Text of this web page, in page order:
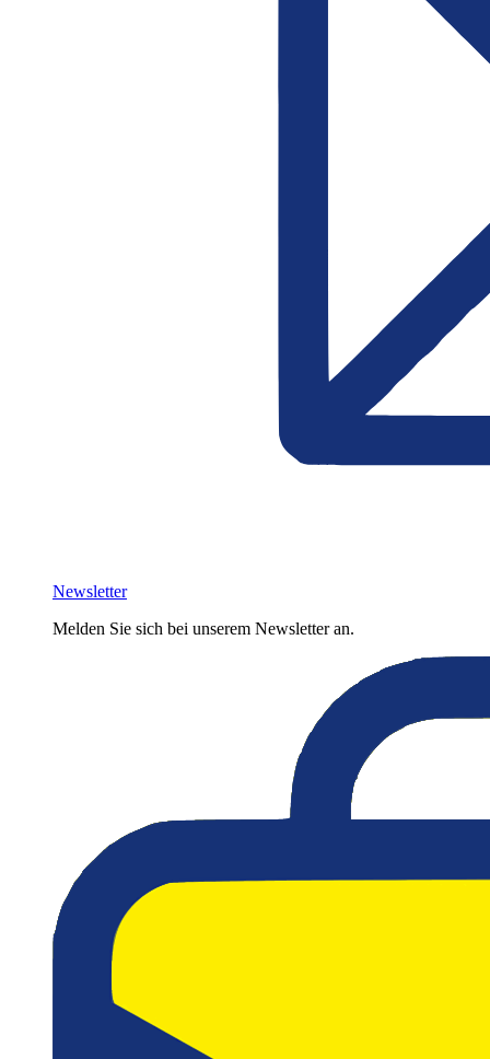
Newsletter
Melden Sie sich bei unserem Newsletter an.